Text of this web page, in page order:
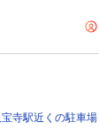
宝寺駅近くの駐車場